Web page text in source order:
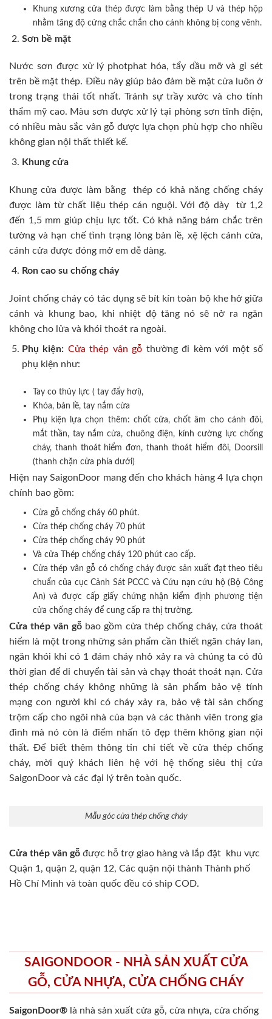
Khung xương cửa thép được làm bằng thép U và thép hộp
nhằm tăng độ cứng chắc chắn cho cánh không bị cong vênh.
Sơn bề mặt
Nước sơn được xử lý photphat hóa, tẩy dầu mỡ và gỉ sét
trên bề mặt thép. Điều này giúp bảo đảm bề mặt cửa luôn ở
trong trạng thái tốt nhất. Tránh sự trầy xước và cho tính
thẩm mỹ cao. Màu sơn được xử lý tại phòng sơn tĩnh điện,
có nhiều màu sắc vân gỗ được lựa chọn phù hợp cho nhiều
không gian nội thất thiết kế.
Khung cửa
Khung cửa được làm bằng thép có khả năng chống cháy
được làm từ chất liệu thép cán nguội. Với độ dày từ 1,2
đến 1,5 mm giúp chịu lực tốt. Có khả năng bám chắc trên
tường và hạn chế tình trạng lỏng bản lề, xệ lệch cánh cửa,
cánh cửa được đóng mở em dễ dàng.
Ron cao su chống cháy
Joint chống cháy có tác dụng sẽ bít kín toàn bộ khe hở giữa
cánh và khung bao, khi nhiệt độ tăng nó sẽ nở ra ngăn
không cho lửa và khói thoát ra ngoài.
Phụ kiện: Cửa thép vân gỗ thường đi kèm với một số
phụ kiện như:
Tay co thủy lực ( tay đẩy hơi),
Khóa, bản lề, tay nắm cửa
Phụ kiện lựa chọn thêm: chốt cửa, chốt âm cho cánh đôi,
mắt thần, tay nắm cửa, chuông điện, kính cường lực chống
cháy, thanh thoát hiểm đơn, thanh thoát hiểm đôi, Doorsill
(thanh chặn cửa phía dưới)
Hiện nay SaigonDoor mang đến cho khách hàng 4 lựa chọn
chính bao gồm:
Cửa gỗ chống cháy 60 phút.
Cửa thép chống cháy 70 phút
Cửa thép chống cháy 90 phút
Và cửa Thép chống cháy 120 phút cao cấp.
Cửa thép vân gỗ có chống cháy được sản xuất đạt theo tiêu
chuẩn của cục Cảnh Sát PCCC và Cứu nạn cứu hộ (Bộ Công
An) và được cấp giấy chứng nhận kiểm định phương tiện
cửa chống cháy để cung cấp ra thị trường.
Cửa thép vân gỗ bao gồm cửa thép chống cháy, cửa thoát
hiểm là một trong những sản phẩm cần thiết ngăn cháy lan,
ngăn khói khi có 1 đám cháy nhỏ xảy ra và chúng ta có đủ
thời gian để di chuyển tài sản và chạy thoát thoát nạn. Cửa
thép chống cháy không những là sản phẩm bảo vệ tính
mạng con người khi có cháy xảy ra, bảo vệ tài sản chống
trộm cấp cho ngôi nhà của bạn và các thành viên trong gia
đình mà nó còn là điểm nhấn tô đẹp thêm không gian nội
thất. Để biết thêm thông tin chi tiết về cửa thép chống
cháy, mời quý khách liên hệ với hệ thống siêu thị cửa
SaigonDoor và các đại lý trên toàn quốc.
Mẫu góc cửa thép chống cháy
Cửa thép vân gỗ được hỗ trợ giao hàng và lắp đặt khu vực
Quận 1, quận 2, quận 12, Các quận nội thành Thành phố
Hồ Chí Minh và toàn quốc đều có ship COD.
SAIGONDOOR - NHÀ SẢN XUẤT CỬA
GỖ, CỬA NHỰA, CỬA CHỐNG CHÁY
SaigonDoor® là nhà sản xuất cửa gỗ, cửa nhựa, cửa chống